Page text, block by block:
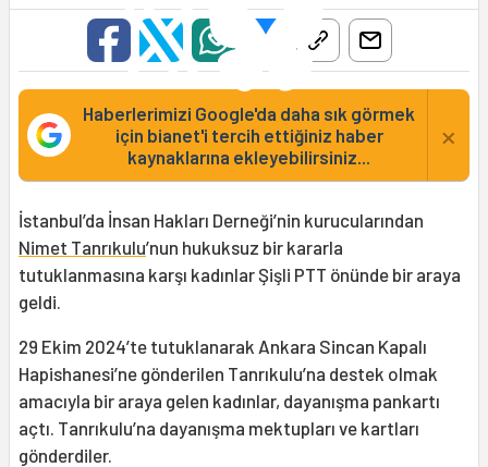
Haberlerimizi Google'da daha sık görmek
için bianet'i tercih ettiğiniz haber
kaynaklarına ekleyebilirsiniz...
×
İstanbul’da İnsan Hakları Derneği’nin kurucularından
Nimet Tanrıkulu’nun hukuksuz bir kararla
tutuklanmasına karşı kadınlar Şişli PTT önünde bir araya
geldi.
29 Ekim 2024’te tutuklanarak Ankara Sincan Kapalı
Hapishanesi’ne gönderilen Tanrıkulu’na destek olmak
amacıyla bir araya gelen kadınlar, dayanışma pankartı
açtı. Tanrıkulu’na dayanışma mektupları ve kartları
gönderdiler.